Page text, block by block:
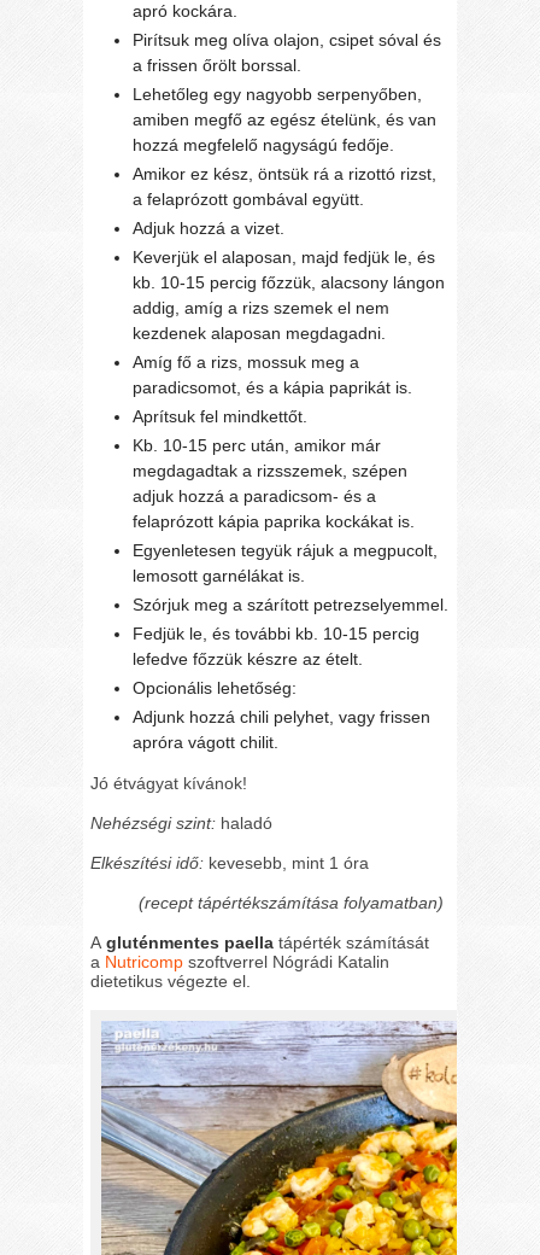
apró kockára.
Pirítsuk meg olíva olajon, csipet sóval és
a frissen őrölt borssal.
Lehetőleg egy nagyobb serpenyőben,
amiben megfő az egész ételünk, és van
hozzá megfelelő nagyságú fedője.
Amikor ez kész, öntsük rá a rizottó rizst,
a felaprózott gombával együtt.
Adjuk hozzá a vizet.
Keverjük el alaposan, majd fedjük le, és
kb. 10-15 percig főzzük, alacsony lángon
addig, amíg a rizs szemek el nem
kezdenek alaposan megdagadni.
Amíg fő a rizs, mossuk meg a
paradicsomot, és a kápia paprikát is.
Aprítsuk fel mindkettőt.
Kb. 10-15 perc után, amikor már
megdagadtak a rizsszemek, szépen
adjuk hozzá a paradicsom- és a
felaprózott kápia paprika kockákat is.
Egyenletesen tegyük rájuk a megpucolt,
lemosott garnélákat is.
Szórjuk meg a szárított petrezselyemmel.
Fedjük le, és további kb. 10-15 percig
lefedve főzzük készre az ételt.
Opcionális lehetőség:
Adjunk hozzá chili pelyhet, vagy frissen
apróra vágott chilit.
Jó étvágyat kívánok!
Nehézségi szint: haladó
Elkészítési idő: kevesebb, mint 1 óra
(recept tápértékszámítása folyamatban)
A gluténmentes paella tápérték számítását
a Nutricomp szoftverrel Nógrádi Katalin
dietetikus végezte el.